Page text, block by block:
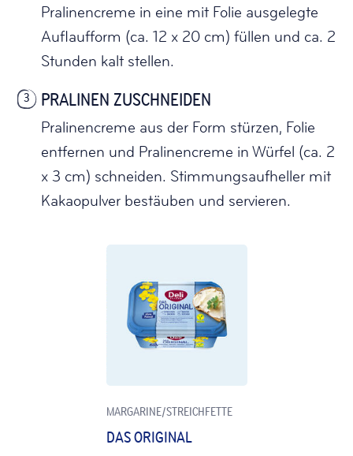
Pralinencreme in eine mit Folie ausgelegte
Auflaufform (ca. 12 x 20 cm) füllen und ca. 2
Stunden kalt stellen.
3 PRALINEN ZUSCHNEIDEN
Pralinencreme aus der Form stürzen, Folie
entfernen und Pralinencreme in Würfel (ca. 2
x 3 cm) schneiden. Stimmungsaufheller mit
Kakaopulver bestäuben und servieren.
MARGARINE/STREICHFETTE
DAS ORIGINAL